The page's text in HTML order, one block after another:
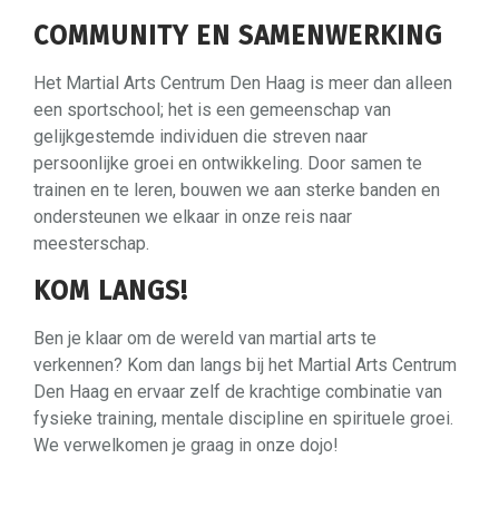
COMMUNITY EN SAMENWERKING
Het Martial Arts Centrum Den Haag is meer dan alleen
een sportschool; het is een gemeenschap van
gelijkgestemde individuen die streven naar
persoonlijke groei en ontwikkeling. Door samen te
trainen en te leren, bouwen we aan sterke banden en
ondersteunen we elkaar in onze reis naar
meesterschap.
KOM LANGS!
Ben je klaar om de wereld van martial arts te
verkennen? Kom dan langs bij het Martial Arts Centrum
Den Haag en ervaar zelf de krachtige combinatie van
fysieke training, mentale discipline en spirituele groei.
We verwelkomen je graag in onze dojo!